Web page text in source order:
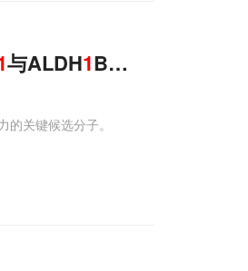
与ALDH1B1缺失如何导致
的关键候选分子。